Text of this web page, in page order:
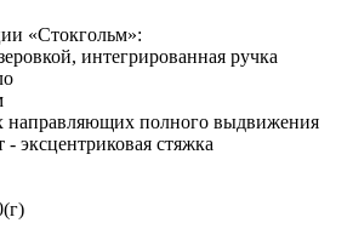
«Стокгольм»:
интегрированная ручка
направляющих полного выдвижения
эксцентриковая стяжка